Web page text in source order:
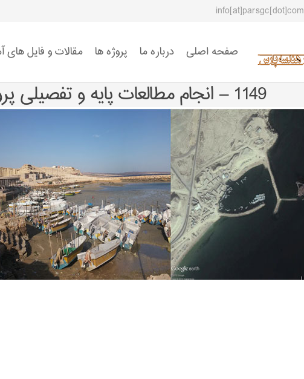
info[at]parsgc[dot]com
صفحه اصلی درباره ما پروژه ها مقالات و فایل های
1149 – انجام مطالعات پایه و تفصیلی پروژه موج‌شکن بندر رمچاه